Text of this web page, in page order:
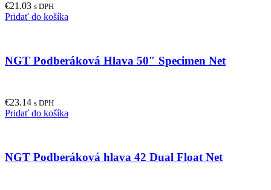
€21.03 s DPH
Pridať do košíka
NGT Podberáková Hlava 50″ Specimen Net
€23.14 s DPH
Pridať do košíka
NGT Podberáková hlava 42 Dual Float Net